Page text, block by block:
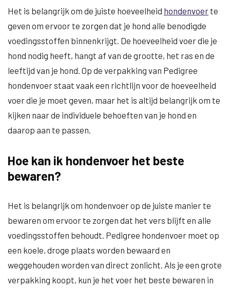
Het is belangrijk om de juiste hoeveelheid hondenvoer te
geven om ervoor te zorgen dat je hond alle benodigde
voedingsstoffen binnenkrijgt. De hoeveelheid voer die je
hond nodig heeft, hangt af van de grootte, het ras en de
leeftijd van je hond. Op de verpakking van Pedigree
hondenvoer staat vaak een richtlijn voor de hoeveelheid
voer die je moet geven, maar het is altijd belangrijk om te
kijken naar de individuele behoeften van je hond en
daarop aan te passen.
Hoe kan ik hondenvoer het beste
bewaren?
Het is belangrijk om hondenvoer op de juiste manier te
bewaren om ervoor te zorgen dat het vers blijft en alle
voedingsstoffen behoudt. Pedigree hondenvoer moet op
een koele, droge plaats worden bewaard en
weggehouden worden van direct zonlicht. Als je een grote
verpakking koopt, kun je het voer het beste bewaren in